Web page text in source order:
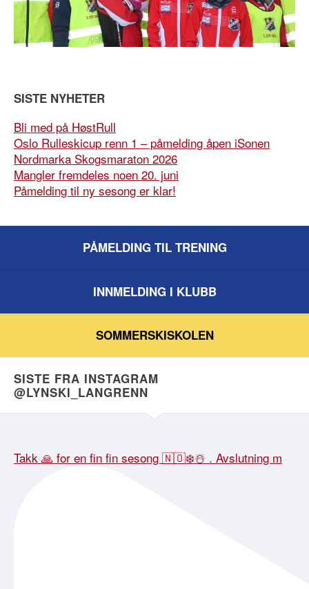
SISTE NYHETER
Bli med på HøstRull
Oslo Rulleskicup renn 1 – påmelding åpen iSonen
Nordmarka Skogsmaraton 2026
Mangler fremdeles noen 20. juni
Påmelding til ny sesong er klar!
PÅMELDING TIL TRENING
INNMELDING I KLUBB
SOMMERSKISKOLEN
SISTE FRA INSTAGRAM
@LYNSKI_LANGRENN
Takk 🙏 for en fin fin sesong 🇳🇴❄️☃️ . Avslutning m